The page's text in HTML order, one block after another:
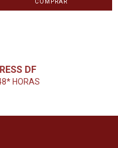
COMPRAR
DF
HORAS